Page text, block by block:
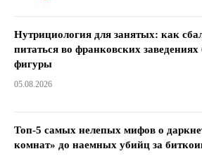
Нутрициология для занятых: как
питаться во франковских
фигуры
05.08.2026
Топ-5 самых нелепых мифов о
комнат» до наемных убийц за